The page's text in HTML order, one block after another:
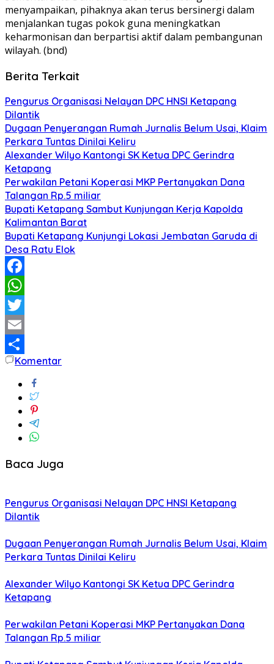
menyampaikan, pihaknya akan terus bersinergi dalam
menjalankan tugas pokok guna meningkatkan
keharmonisan dan berpartisi aktif dalam pembangunan
wilayah. (bnd)
Berita Terkait
Pengurus Organisasi Nelayan DPC HNSI Ketapang
Dilantik
Dugaan Penyerangan Rumah Jurnalis Belum Usai, Klaim
Perkara Tuntas Dinilai Keliru
Alexander Wilyo Kantongi SK Ketua DPC Gerindra
Ketapang
Perwakilan Petani Koperasi MKP Pertanyakan Dana
Talangan Rp.5 miliar
Bupati Ketapang Sambut Kunjungan Kerja Kapolda
Kalimantan Barat
Bupati Ketapang Kunjungi Lokasi Jembatan Garuda di
Desa Ratu Elok
Facebook
WhatsApp
Twitter
Email
Share
Komentar
Baca Juga
Pengurus Organisasi Nelayan DPC HNSI Ketapang
Dilantik
Dugaan Penyerangan Rumah Jurnalis Belum Usai, Klaim
Perkara Tuntas Dinilai Keliru
Alexander Wilyo Kantongi SK Ketua DPC Gerindra
Ketapang
Perwakilan Petani Koperasi MKP Pertanyakan Dana
Talangan Rp.5 miliar